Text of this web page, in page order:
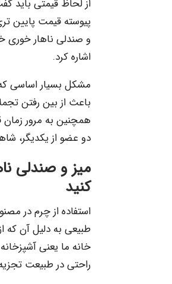
از لحاظ قیمتی باید
پیوسته قیمت پایین
و صندلی ناهار خوری
اشاره کرد.
مشکل بسیار اساسی
باعث از بین رفتن
همچنین به مرور
دو عضو از یکدیگر،
میز و صندلی
کنید
استفاده از چرم در
طبیعی به دلیل آن که
خانه ما یعنی
راحتی در طبیعت